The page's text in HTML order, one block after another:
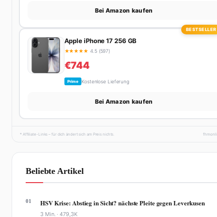
Bei Amazon kaufen
BESTSELLER
Apple iPhone 17 256 GB
★★★★★ 4.5 (597)
€744
Prime Kostenlose Lieferung
Bei Amazon kaufen
* Affiliate-Links – für dich ändert sich am Preis nichts.
Beliebte Artikel
01 HSV Krise: Abstieg in Sicht? nächste Pleite gegen Leverkusen
3 Min. ·479,3K